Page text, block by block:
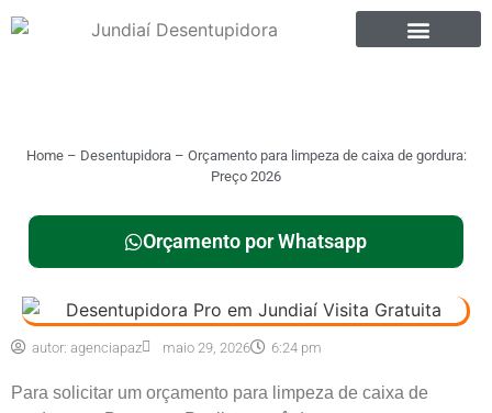
Home– Desentupidora– Orçamento para limpeza de caixa de gordura:
Preço 2026
Orçamento por Whatsapp
autor: agenciapaz maio 29, 2026 6:24 pm
Para solicitar um orçamento para limpeza de caixa de